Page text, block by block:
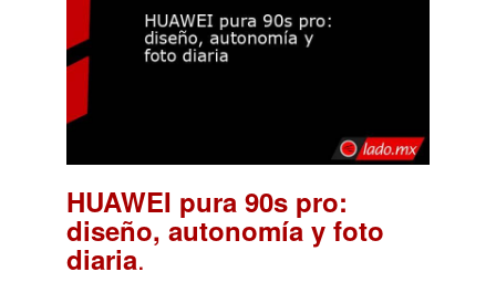
HUAWEI pura 90s pro:
diseño, autonomía y foto
diaria.